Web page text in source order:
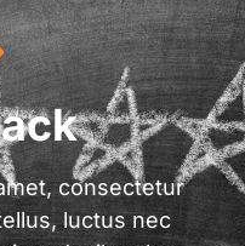
consectetur
luctus nec